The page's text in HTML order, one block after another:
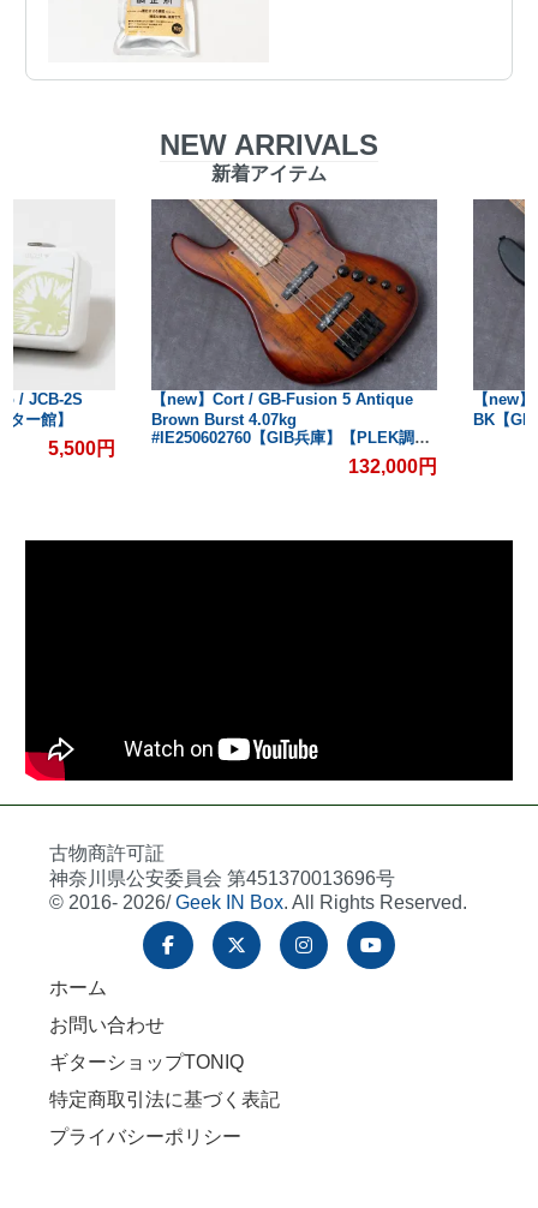
NEW ARRIVALS
新着アイテム
【new】Cort / GB-Fusion 5 Antique
Brown Burst 4.07kg
#IE250602760【GIB兵庫】【PLEK調整
済】
【new】SFIDA BASS /
古物商許可証
神奈川県公安委員会 第451370013696号
© 2016- 2026/Geek IN Box. All Rights Reserved.
ホーム
お問い合わせ
ギターショップTONIQ
特定商取引法に基づく表記
プライバシーポリシー